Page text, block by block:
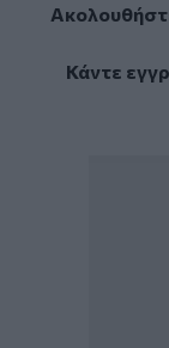
Κάντε